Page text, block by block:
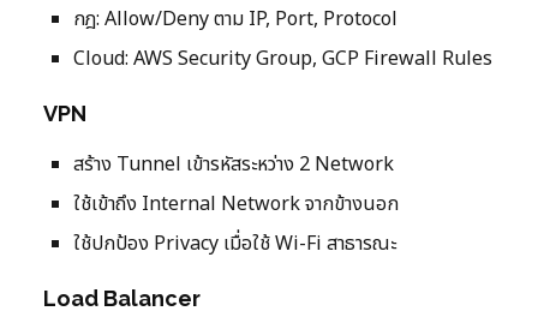
กฎ: Allow/Deny ตาม IP, Port, Protocol
Cloud: AWS Security Group, GCP Firewall Rules
VPN
สร้าง Tunnel เข้ารหัสระหว่าง 2 Network
ใช้เข้าถึง Internal Network จากข้างนอก
ใช้ปกป้อง Privacy เมื่อใช้ Wi-Fi สาธารณะ
Load Balancer